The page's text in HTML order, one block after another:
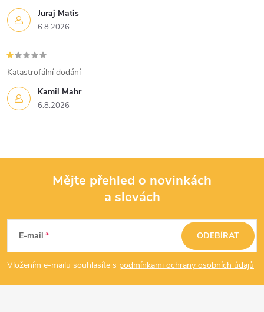
Juraj Matis
6.8.2026
Kamil Mahr
6.8.2026
Katastrofální dodání
p
a
Mějte přehled o novinkách
a slevách
E-mail
Vložením e-mailu souhlasíte s podmínkami ochrany osobních údajů
ODEBÍRAT